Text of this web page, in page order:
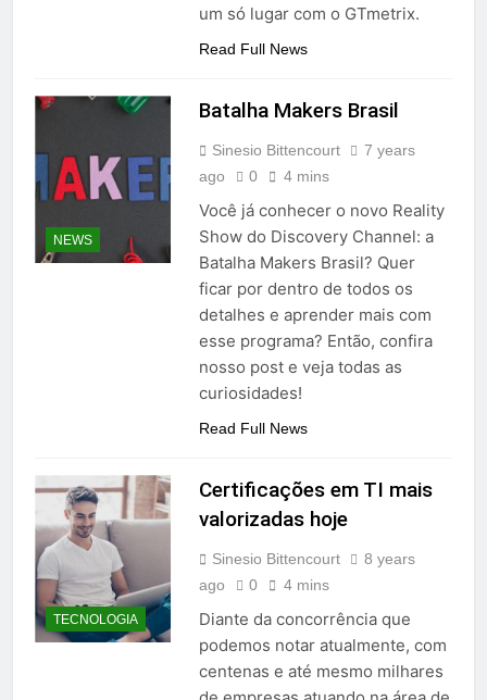
um só lugar com o GTmetrix.
Read Full News
NEWS
Batalha Makers Brasil
Sinesio Bittencourt
7 years
ago
0 4 mins
Você já conhecer o novo Reality
Show do Discovery Channel: a
Batalha Makers Brasil? Quer
ficar por dentro de todos os
detalhes e aprender mais com
esse programa? Então, confira
nosso post e veja todas as
curiosidades!
Read Full News
TECNOLOGIA
Certificações em TI mais
valorizadas hoje
Sinesio Bittencourt
8 years
ago
0 4 mins
Diante da concorrência que
podemos notar atualmente, com
centenas e até mesmo milhares